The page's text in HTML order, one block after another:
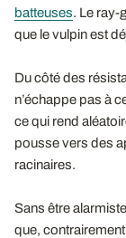
batteuses. Le ray-
que le vulpin est
Du côté des
n’échappe pas à
ce qui rend
pousse vers des
racinaires.
Sans être
que,